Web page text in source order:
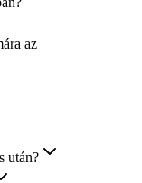
az
után?